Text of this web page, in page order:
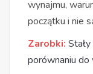
wynajmu,
początku i nie
Zarobki:
porównaniu